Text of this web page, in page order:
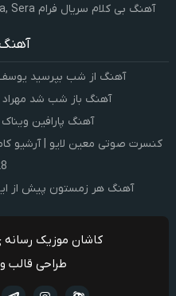
آهنگ بی کلام سریال فرام Que Sera, Sera از Jack Jezzro – رایگان
آهنگ از شب بپرسید
آهنگ باز شب شد
آهنگ پارافین
آهنگ هر زمستون پیش از
کاشان موزیک رسانه
طراحی قالب